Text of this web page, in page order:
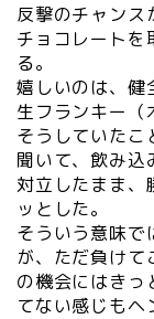
反撃のチャンス
チョコレートを
る。
嬉しいのは、健
生フランキー（
そうしていたこ
聞いて、飲み込
対立したまま、
ッとした。
そういう意味で
が、ただ負けて
の機会にはき
てない感じもヘ